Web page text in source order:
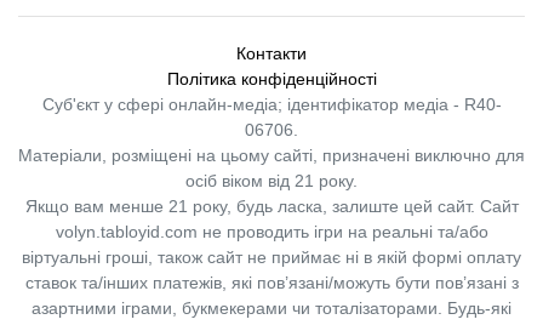
Контакти
Політика конфіденційності
Суб'єкт у сфері онлайн-медіа; ідентифікатор медіа - R40-
06706.
Матеріали, розміщені на цьому сайті, призначені виключно для
осіб віком від 21 року.
Якщо вам менше 21 року, будь ласка, залиште цей сайт. Сайт
volyn.tabloyid.com не проводить ігри на реальні та/або
віртуальні гроші, також сайт не приймає ні в якій формі оплату
ставок та/інших платежів, які пов’язані/можуть бути пов’язані з
азартними іграми, букмекерами чи тоталізаторами. Будь-які